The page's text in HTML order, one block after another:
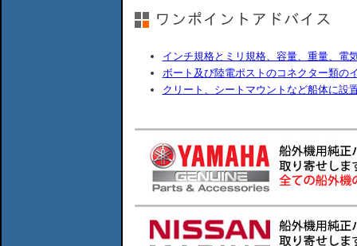
インチ規格とミリ規格、容量、重量、電
ボート及び陸電ポストのコネクター類の
クリート、シートマウントなど船体に設